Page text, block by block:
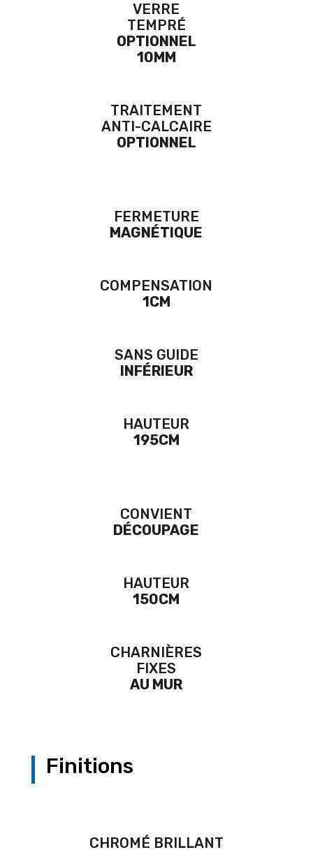
VERRE
TEMPRÉ
OPTIONNEL
10MM
TRAITEMENT
ANTI-CALCAIRE
OPTIONNEL
FERMETURE
MAGNÉTIQUE
COMPENSATION
1CM
SANS GUIDE
INFÉRIEUR
HAUTEUR
195CM
CONVIENT
DÉCOUPAGE
HAUTEUR
150CM
CHARNIÈRES
FIXES
AU MUR
Finitions
CHROMÉ BRILLANT